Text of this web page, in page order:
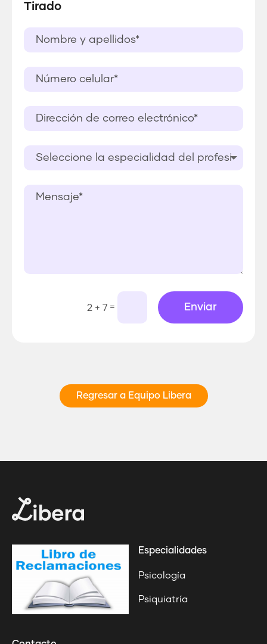
Tirado
2 + 7 = Enviar
Regresar a Equipo Libera
Especialidades
Psicología
Psiquiatría